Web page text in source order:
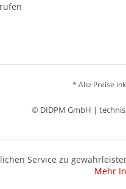
* Alle Preise
© DIDPM GmbH |
Service zu
Mehr